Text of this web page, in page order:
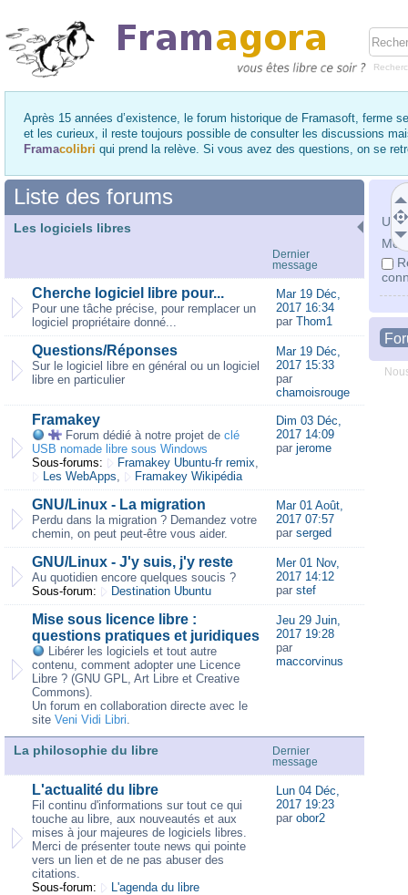
Après 15 années d’existence, le forum historique de Framasoft, ferme
et les curieux, il reste toujours possible de consulter les discussions
Framacolibri qui prend la relève. Si vous avez des questions, on se
Mot
Liste des forums
Les logiciels libres
Dernier
message
Cherche logiciel libre pour...
Pour une tâche précise, pour remplacer un
logiciel propriétaire donné...
Mar 19 Déc,
2017 16:34
par Thom1
Questions/Réponses
Sur le logiciel libre en général ou un logiciel
libre en particulier
Mar 19 Déc,
2017 15:33
par
chamoisrouge
Framakey
Forum dédié à notre projet de clé
USB nomade libre sous Windows
Sous-forums:
Framakey Ubuntu-fr remix,
Les WebApps, Framakey Wikipédia
Dim 03 Déc,
2017 14:09
par jerome
GNU/Linux - La migration
Perdu dans la migration ? Demandez votre
chemin, on peut peut-être vous aider.
Mar 01 Août,
2017 07:57
par serged
GNU/Linux - J'y suis, j'y reste
Au quotidien encore quelques soucis ?
Sous-forum:
Destination Ubuntu
Mer 01 Nov,
2017 14:12
par stef
Mise sous licence libre :
questions pratiques et juridiques
Libérer les logiciels et tout autre
contenu, comment adopter une Licence
Libre ? (GNU GPL, Art Libre et Creative
Commons).
Un forum en collaboration directe avec le
site Veni Vidi Libri.
Jeu 29 Juin,
2017 19:28
par
maccorvinus
La philosophie du libre
Dernier
message
L'actualité du libre
Fil continu d'informations sur tout ce qui
touche au libre, aux nouveautés et aux
mises à jour majeures de logiciels libres.
Merci de présenter toute news qui pointe
vers un lien et de ne pas abuser des
citations.
Sous-forum:
L'agenda du libre
Lun 04 Déc,
2017 19:23
par obor2